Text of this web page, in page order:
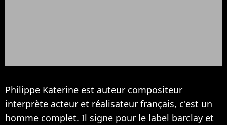
Philippe Katerine est auteur compositeur
interprète acteur et réalisateur français, c'est un
homme complet. Il signe pour le label barclay et